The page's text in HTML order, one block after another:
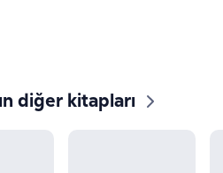
diğer kitapları